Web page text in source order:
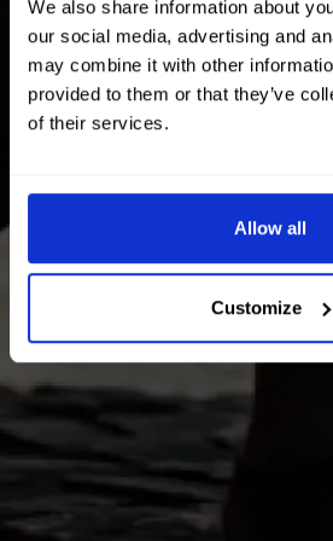
We also share information about
our social media, advertising and
may combine it with other
provided to them or that they’ve
of their services.
Allow all
Customize